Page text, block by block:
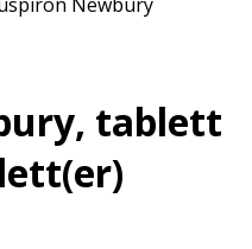
tablett